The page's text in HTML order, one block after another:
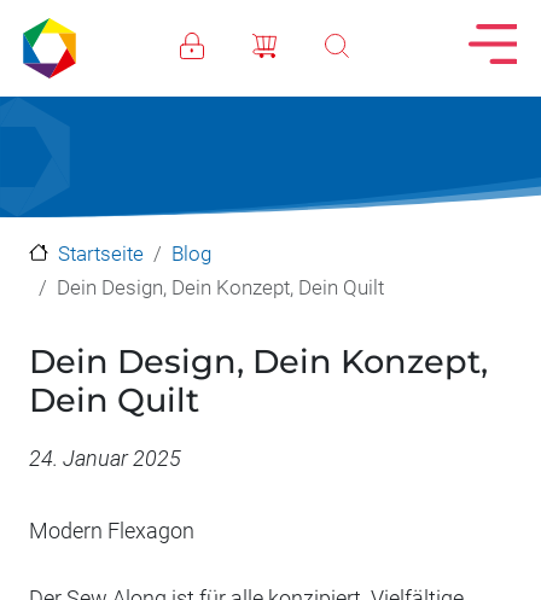
Direkt zum Inhalt
Startseite
Blog
Dein Design, Dein Konzept, Dein Quilt
Dein Design, Dein Konzept,
Dein Quilt
Datum
24. Januar 2025
Modern Flexagon